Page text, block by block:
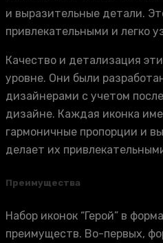
и выразительные детали.
привлекательными и легко
Качество и детализация
уровне. Они были
дизайнерами с учетом
дизайне. Каждая иконка
гармоничные пропорции и
делает их
Преимущества
Набор иконок “Герой” в
преимуществ. Во-первых,